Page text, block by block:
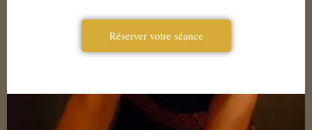
Réserver votre séance